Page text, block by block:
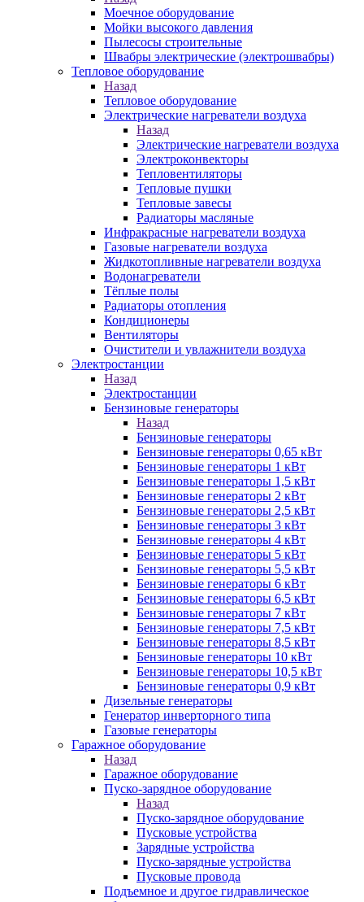
Моечное оборудование
Мойки высокого давления
Пылесосы строительные
Швабры электрические (электрошвабры)
Тепловое оборудование
Назад
Тепловое оборудование
Электрические нагреватели воздуха
Назад
Электрические нагреватели воздуха
Электроконвекторы
Тепловентиляторы
Тепловые пушки
Тепловые завесы
Радиаторы масляные
Инфракрасные нагреватели воздуха
Газовые нагреватели воздуха
Жидкотопливные нагреватели воздуха
Водонагреватели
Тёплые полы
Радиаторы отопления
Кондиционеры
Вентиляторы
Очистители и увлажнители воздуха
Электростанции
Назад
Электростанции
Бензиновые генераторы
Назад
Бензиновые генераторы
Бензиновые генераторы 0,65 кВт
Бензиновые генераторы 1 кВт
Бензиновые генераторы 1,5 кВт
Бензиновые генераторы 2 кВт
Бензиновые генераторы 2,5 кВт
Бензиновые генераторы 3 кВт
Бензиновые генераторы 4 кВт
Бензиновые генераторы 5 кВт
Бензиновые генераторы 5,5 кВт
Бензиновые генераторы 6 кВт
Бензиновые генераторы 6,5 кВт
Бензиновые генераторы 7 кВт
Бензиновые генераторы 7,5 кВт
Бензиновые генераторы 8,5 кВт
Бензиновые генераторы 10 кВт
Бензиновые генераторы 10,5 кВт
Бензиновые генераторы 0,9 кВт
Дизельные генераторы
Генератор инверторного типа
Газовые генераторы
Гаражное оборудование
Назад
Гаражное оборудование
Пуско-зарядное оборудование
Назад
Пуско-зарядное оборудование
Пусковые устройства
Зарядные устройства
Пуско-зарядные устройства
Пусковые провода
Подъемное и другое гидравлическое